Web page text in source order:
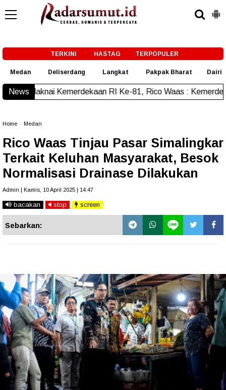
TERKINI HASTAG TERPOPULER
Medan Deliserdang Langkat Pakpak Bharat Dairi
News RI Ke-81, Rico Waas : Kemerdekaan Harus
Home Medan
Rico Waas Tinjau Pasar Simalingkar
Terkait Keluhan Masyarakat, Besok
Normalisasi Drainase Dilakukan
Admin | Kamis, 10 April 2025 | 14.47
bacakan stop screen
Sebarkan: